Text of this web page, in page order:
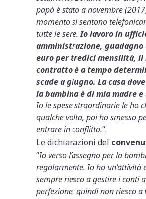
papà è stato a novembre
momento si sentono
tutte le sere.Io lavoro in
amministrazione, guadagno
euro per tredici mensilità, il
contratto è a tempo
scade a giugno. La casa
la bambina è di mia madre e
Io le spese straordinarie le ho
qualche volta, poi ho smesso
entrare in conflitto.“.
Le dichiarazioni del
“Io verso l’assegno per la
regolarmente. Io ho un’attività
sempre riesco a gestire i conti
perfezione, quindi non riesco a